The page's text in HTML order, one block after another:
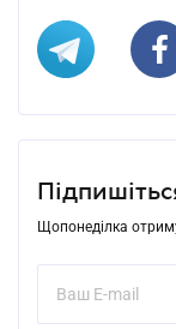
Щопонеділка